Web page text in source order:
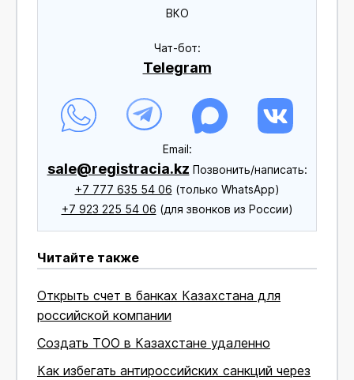
ВКО
Чат-бот:
Telegram
Еmail:
sale@registracia.kz Позвонить/написать:
+7 777 635 54 06 (только WhatsApp)
+7 923 225 54 06 (для звонков из России)
Читайте также
Открыть счет в банках Казахстана для
российской компании
Создать ТОО в Казахстане удаленно
Как избегать антироссийских санкций через